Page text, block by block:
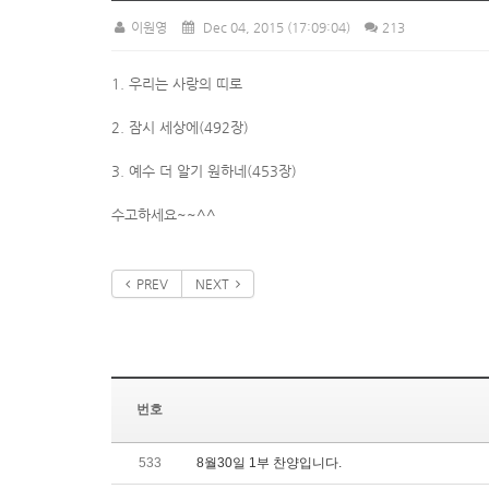
이원영 Dec 04, 2015 (17:09:04) 213
1. 우리는 사랑의 띠로
2. 잠시 세상에(492장)
3. 예수 더 알기 원하네(453장)
수고하세요~~^^
PREV NEXT
번호
533 8월30일 1부 찬양입니다.